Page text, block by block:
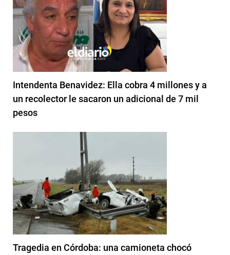
Intendenta Benavidez: Ella cobra 4 millones y a
un recolector le sacaron un adicional de 7 mil
pesos
Tragedia en Córdoba: una camioneta chocó